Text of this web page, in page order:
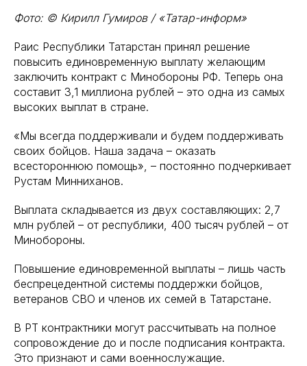
Фото: © Кирилл Гумиров / «Татар-информ»
Раис Республики Татарстан принял решение
повысить единовременную выплату желающим
заключить контракт с Минобороны РФ. Теперь она
составит 3,1 миллиона рублей – это одна из самых
высоких выплат в стране.
«Мы всегда поддерживали и будем поддерживать
своих бойцов. Наша задача – оказать
всестороннюю помощь», – постоянно подчеркивает
Рустам Минниханов.
Выплата складывается из двух составляющих: 2,7
млн рублей – от республики, 400 тысяч рублей – от
Минобороны.
Повышение единовременной выплаты – лишь часть
беспрецедентной системы поддержки бойцов,
ветеранов СВО и членов их семей в Татарстане.
В РТ контрактники могут рассчитывать на полное
сопровождение до и после подписания контракта.
Это признают и сами военнослужащие.